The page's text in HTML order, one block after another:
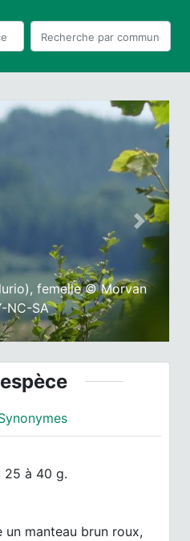
femelle © Morvan
NC-SA
Next
25 à 40 g.
manteau brun roux,